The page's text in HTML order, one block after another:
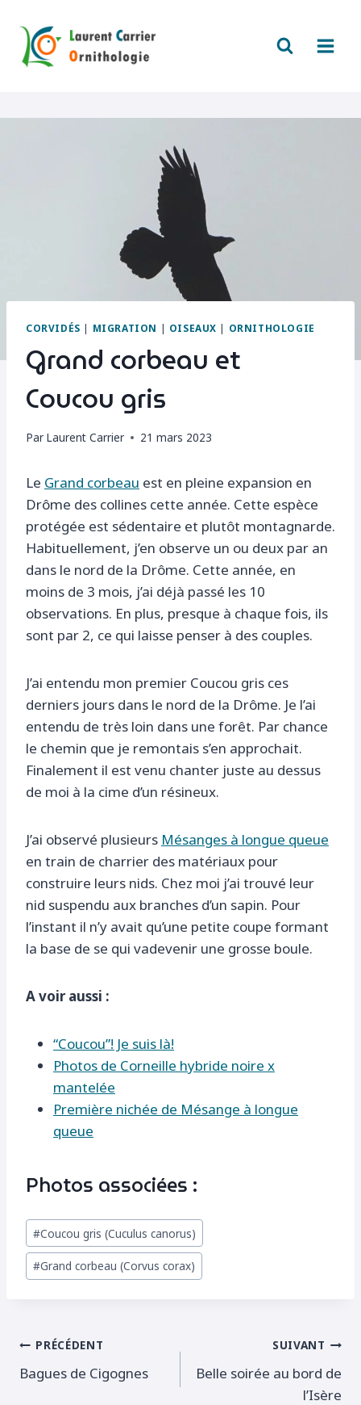
contenu
CORVIDÉS | MIGRATION | OISEAUX | ORNITHOLOGIE
Grand corbeau et
Coucou gris
Par Laurent Carrier 21 mars 2023
Le Grand corbeau est en pleine expansion en
Drôme des collines cette année. Cette espèce
protégée est sédentaire et plutôt montagnarde.
Habituellement, j’en observe un ou deux par an
dans le nord de la Drôme. Cette année, en
moins de 3 mois, j’ai déjà passé les 10
observations. En plus, presque à chaque fois, ils
sont par 2, ce qui laisse penser à des couples.
J’ai entendu mon premier Coucou gris ces
derniers jours dans le nord de la Drôme. Je l’ai
entendu de très loin dans une forêt. Par chance
le chemin que je remontais s’en approchait.
Finalement il est venu chanter juste au dessus
de moi à la cime d’un résineux.
J’ai observé plusieurs Mésanges à longue queue
en train de charrier des matériaux pour
construire leurs nids. Chez moi j’ai trouvé leur
nid suspendu aux branches d’un sapin. Pour
l’instant il n’y avait qu’une petite coupe formant
la base de se qui vadevenir une grosse boule.
A voir aussi :
“Coucou”! Je suis là!
Photos de Corneille hybride noire x
mantelée
Première nichée de Mésange à longue
queue
Photos associées :
Étiquettes
de
la
#Coucou gris (Cuculus canorus)
#Grand corbeau (Corvus corax)
Navigation
de
PRÉCÉDENT
Bagues de Cigognes
SUIVANT
Belle soirée au bord de
l’Isère